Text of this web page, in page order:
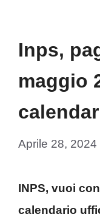
Inps,
maggio
Aprile 28, 2024
INPS, vuoi
calendario